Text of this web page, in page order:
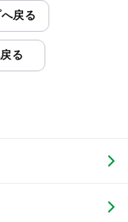
戻る
る